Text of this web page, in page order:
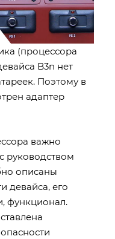
(процессора
B3n нет
Поэтому в
адаптер
важно
руководством
описаны
девайса, его
функционал.